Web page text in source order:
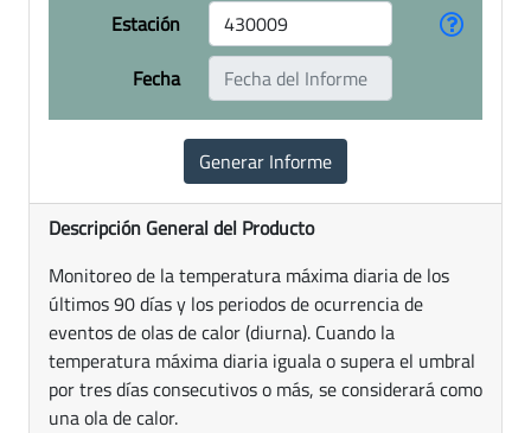
Estación
Fecha
Descripción General del Producto
Monitoreo de la temperatura máxima diaria de los
últimos 90 días y los periodos de ocurrencia de
eventos de olas de calor (diurna). Cuando la
temperatura máxima diaria iguala o supera el umbral
por tres días consecutivos o más, se considerará como
una ola de calor.